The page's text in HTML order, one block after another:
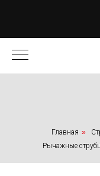
Главная »
Рычажные